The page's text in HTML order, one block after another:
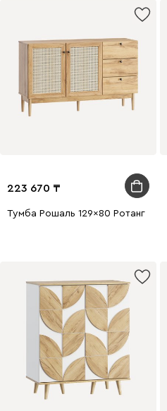
223 670
Тумба Рошаль 129x80 Ротанг